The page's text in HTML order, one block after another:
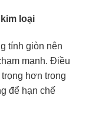
loại
tính giòn nên
mạnh. Điều
hơn trong
để hạn chế